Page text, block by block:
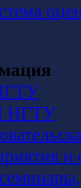
НГТУ
и